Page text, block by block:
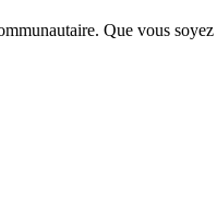
Que vous